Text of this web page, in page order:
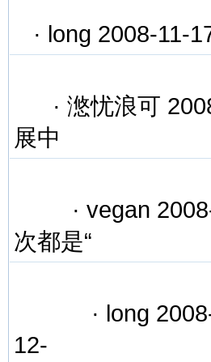
· long 2008-11-
· 滺忧浪可
展中
· vegan
次都是“
· long
12-